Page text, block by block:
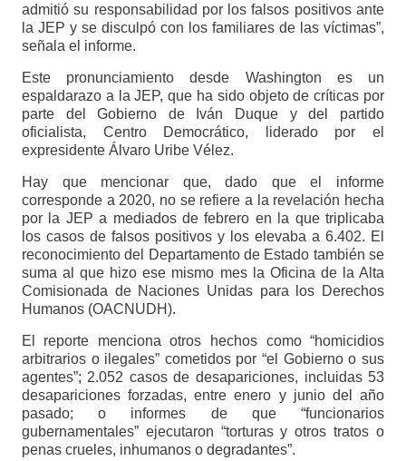
admitió su responsabilidad por los falsos positivos ante
la JEP y se disculpó con los familiares de las víctimas”,
señala el informe.
Este pronunciamiento desde Washington es un
espaldarazo a la JEP, que ha sido objeto de críticas por
parte del Gobierno de Iván Duque y del partido
oficialista, Centro Democrático, liderado por el
expresidente Álvaro Uribe Vélez.
Hay que mencionar que, dado que el informe
corresponde a 2020, no se refiere a la revelación hecha
por la JEP a mediados de febrero en la que triplicaba
los casos de falsos positivos y los elevaba a 6.402. El
reconocimiento del Departamento de Estado también se
suma al que hizo ese mismo mes la Oficina de la Alta
Comisionada de Naciones Unidas para los Derechos
Humanos (OACNUDH).
El reporte menciona otros hechos como “homicidios
arbitrarios o ilegales” cometidos por “el Gobierno o sus
agentes”; 2.052 casos de desapariciones, incluidas 53
desapariciones forzadas, entre enero y junio del año
pasado; o informes de que “funcionarios
gubernamentales” ejecutaron “torturas y otros tratos o
penas crueles, inhumanos o degradantes”.